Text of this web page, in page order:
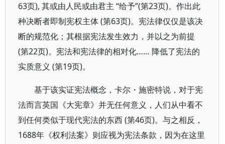
63页), 其或由人民或由君主 “给予”(第23页)。作出此
种决断者即制宪权主体 (第63页)。宪法律仅仅是该决
断的规范化；其根据宪法发生效力，并以之为前提
(第22页)。宪法和宪法律的相对化…… 降低了宪法的
实质意义 (第19页)。
基于该实证宪法概念，卡尔・施密特说，对于宪
法而言英国《大宪章》并无任何意义，人们从中看不
到任何类似于现代宪法的东西 (第46页)。与之相反，
1688年《权利法案》则应视为宪法条款，因为在这里